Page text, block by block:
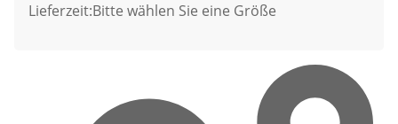
Lieferzeit:Bitte wählen Sie eine Größe